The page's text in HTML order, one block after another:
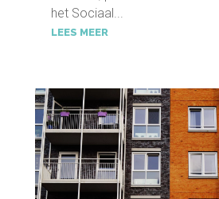
het Sociaal...
LEES MEER